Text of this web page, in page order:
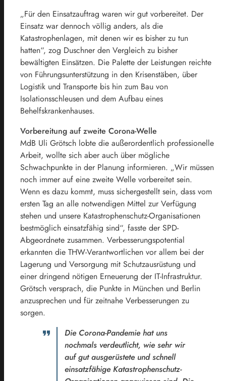
„Für den Einsatzauftrag waren wir gut vorbereitet. Der
Einsatz war dennoch völlig anders, als die
Katastrophenlagen, mit denen wir es bisher zu tun
hatten“, zog Duschner den Vergleich zu bisher
bewältigten Einsätzen. Die Palette der Leistungen reichte
von Führungsunterstützung in den Krisenstäben, über
Logistik und Transporte bis hin zum Bau von
Isolationsschleusen und dem Aufbau eines
Behelfskrankenhauses.
Vorbereitung auf zweite Corona-Welle
MdB Uli Grötsch lobte die außerordentlich professionelle
Arbeit, wollte sich aber auch über mögliche
Schwachpunkte in der Planung informieren. „Wir müssen
noch immer auf eine zweite Welle vorbereitet sein.
Wenn es dazu kommt, muss sichergestellt sein, dass vom
ersten Tag an alle notwendigen Mittel zur Verfügung
stehen und unsere Katastrophenschutz-Organisationen
bestmöglich einsatzfähig sind“, fasste der SPD-
Abgeordnete zusammen. Verbesserungspotential
erkannten die THW-Verantwortlichen vor allem bei der
Lagerung und Versorgung mit Schutzausrüstung und
einer dringend nötigen Erneuerung der IT-Infrastruktur.
Grötsch versprach, die Punkte in München und Berlin
anzusprechen und für zeitnahe Verbesserungen zu
sorgen.
Die Corona-Pandemie hat uns
nochmals verdeutlicht, wie sehr wir
auf gut ausgerüstete und schnell
einsatzfähige Katastrophenschutz-